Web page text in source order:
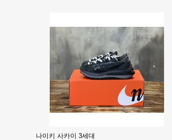
나이키 사카이 3세대